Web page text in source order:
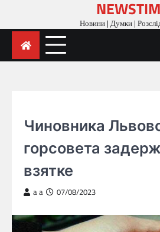
content
Новини | Думки |
Чиновника
горсовета
взятке
a a 07/08/2023